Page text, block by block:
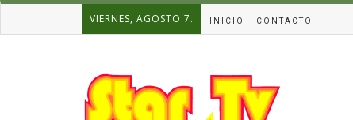
VIERNES, AGOSTO 7. INICIO CONTACTO